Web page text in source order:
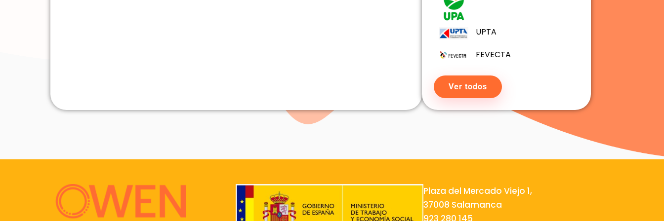
UPTA
FEVECTA
Ver todos
Plaza del Mercado Viejo 1,
37008 Salamanca